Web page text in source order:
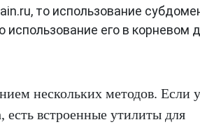
то использование
использование его в корневом
нескольких методов. Если
встроенные утилиты для